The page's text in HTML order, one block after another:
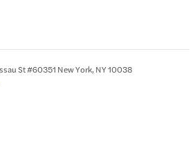
St #60351 New York, NY 10038